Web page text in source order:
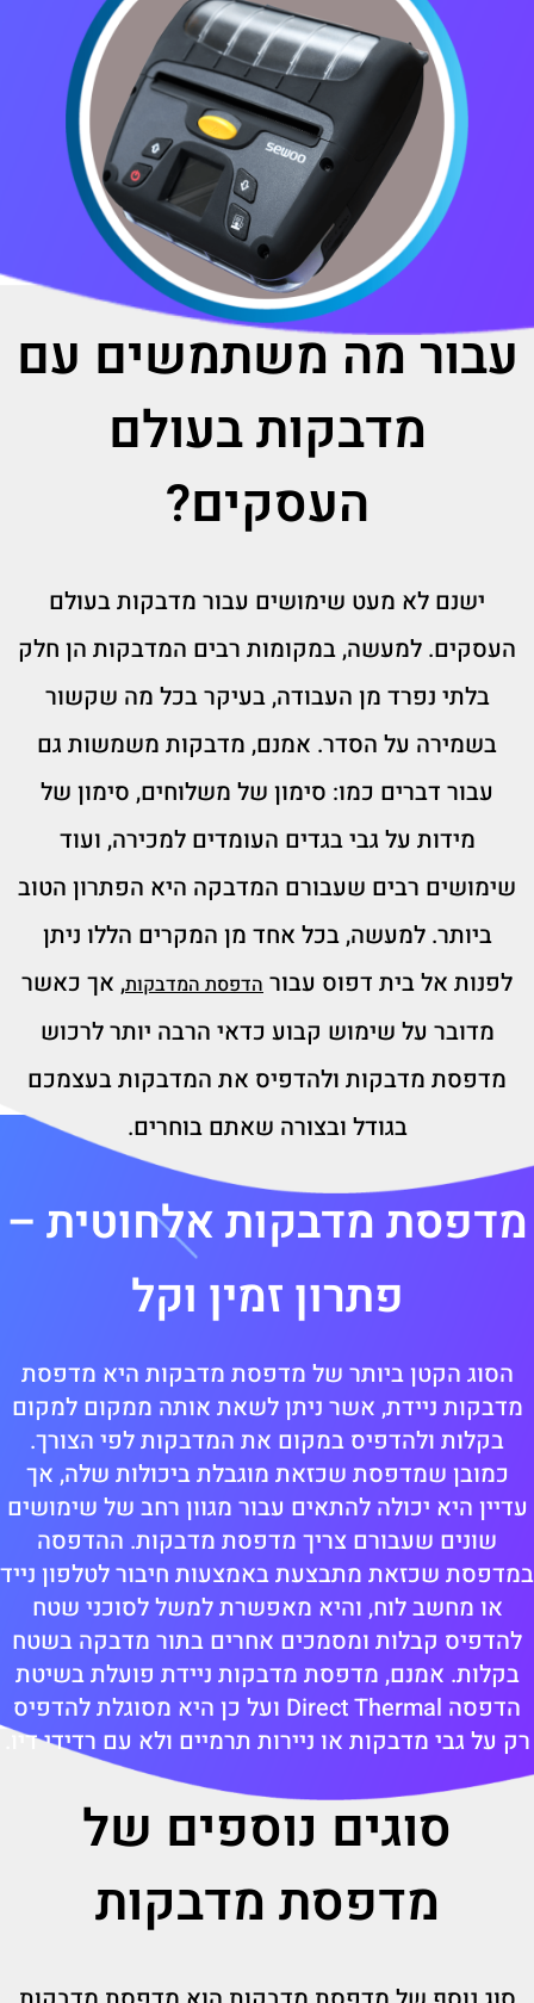
עבור מה משתמשים עם
מדבקות בעולם
העסקים?
ישנם לא מעט שימושים עבור מדבקות בעולם
העסקים. למעשה, במקומות רבים המדבקות הן חלק
בלתי נפרד מן העבודה, בעיקר בכל מה שקשור
בשמירה על הסדר. אמנם, מדבקות משמשות גם
עבור דברים כמו: סימון של משלוחים, סימון של
מידות על גבי בגדים העומדים למכירה, ועוד
שימושים רבים שעבורם המדבקה היא הפתרון הטוב
ביותר. למעשה, בכל אחד מן המקרים הללו ניתן
לפנות אל בית דפוס עבור הדפסת המדבקות, אך כאשר
מדובר על שימוש קבוע כדאי הרבה יותר לרכוש
מדפסת מדבקות ולהדפיס את המדבקות בעצמכם
בגודל ובצורה שאתם בוחרים.
מדפסת מדבקות אלחוטית –
פתרון זמין וקל
הסוג הקטן ביותר של מדפסת מדבקות היא מדפסת
מדבקות ניידת, אשר ניתן לשאת אותה ממקום למקום
בקלות ולהדפיס במקום את המדבקות לפי הצורך.
כמובן שמדפסת שכזאת מוגבלת ביכולות שלה, אך
עדיין היא יכולה להתאים עבור מגוון רחב של שימושים
שונים שעבורם צריך מדפסת מדבקות. ההדפסה
במדפסת שכזאת מתבצעת באמצעות חיבור לטלפון נייד
או מחשב לוח, והיא מאפשרת למשל לסוכני שטח
להדפיס קבלות ומסמכים אחרים בתור מדבקה בשטח
בקלות. אמנם, מדפסת מדבקות ניידת פועלת בשיטת
הדפסה Direct Thermal ועל כן היא מסוגלת להדפיס
רק על גבי מדבקות או ניירות תרמיים ולא עם רדידי דיו.
סוגים נוספים של
מדפסת מדבקות